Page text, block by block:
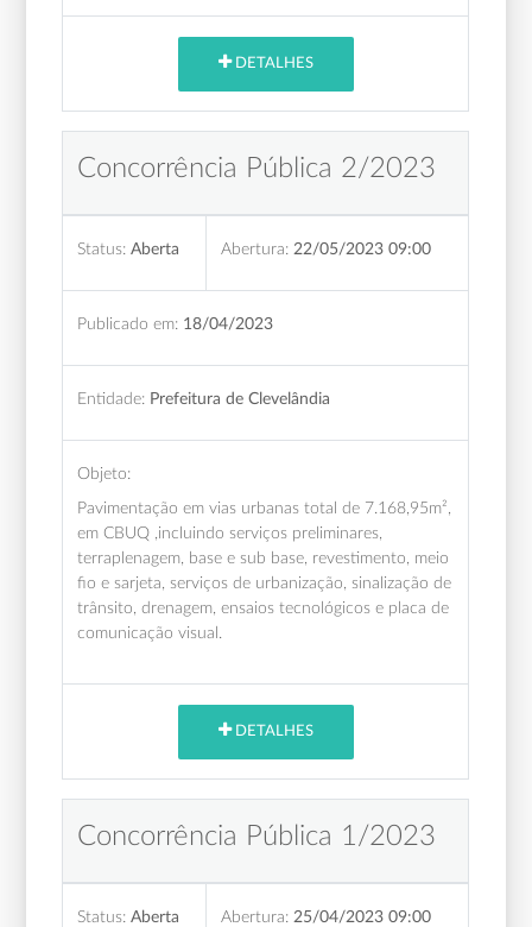
DETALHES
Concorrência Pública 2/2023
Status: Aberta Abertura: 22/05/2023 09:00
Publicado em: 18/04/2023
Entidade: Prefeitura de Clevelândia
Objeto:
Pavimentação em vias urbanas total de 7.168,95m²,
em CBUQ ,incluindo serviços preliminares,
terraplenagem, base e sub base, revestimento, meio
fio e sarjeta, serviços de urbanização, sinalização de
trânsito, drenagem, ensaios tecnológicos e placa de
comunicação visual.
DETALHES
Concorrência Pública 1/2023
Status: Aberta Abertura: 25/04/2023 09:00